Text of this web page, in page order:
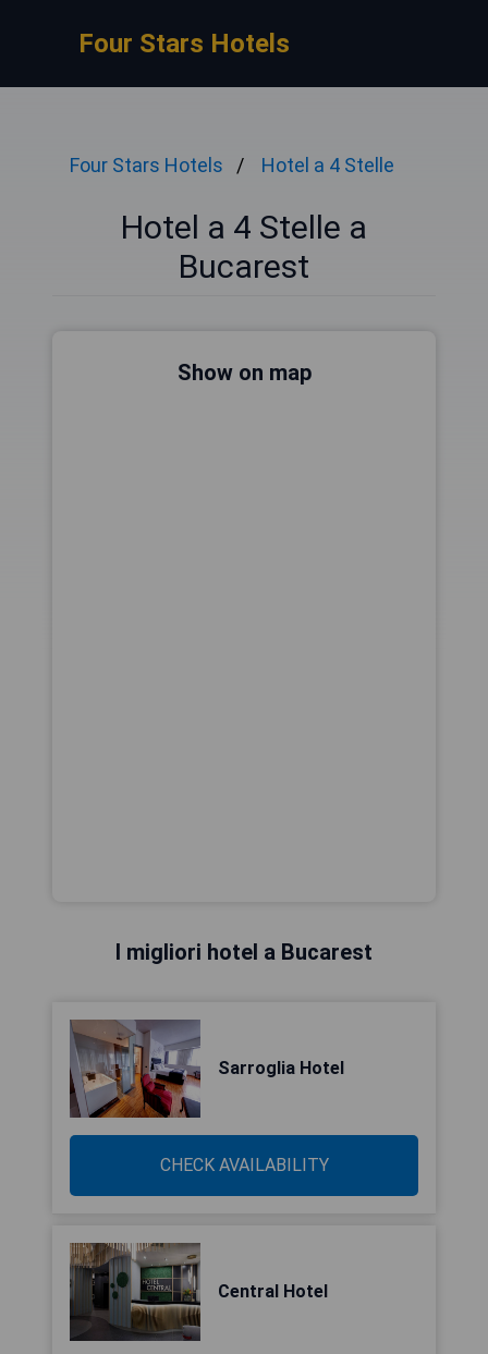
Four Stars Hotels
Four Stars Hotels Hotel a 4 Stelle
Hotel a 4 Stelle a
Bucarest
Show on map
I migliori hotel a Bucarest
Sarroglia Hotel
CHECK AVAILABILITY
Central Hotel